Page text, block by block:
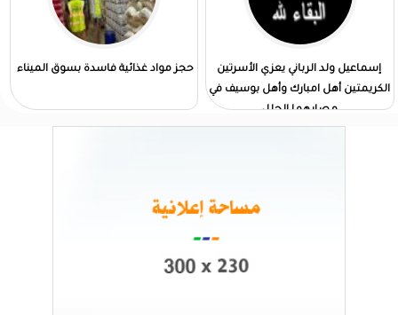
إسماعيل ولد الرباني يعزي الأسرتين
الكريمتين أهل امبارك وأهل بوسيف في
مصابهما الجلل
حجز مواد غذائية فاسدة بسوق الميناء